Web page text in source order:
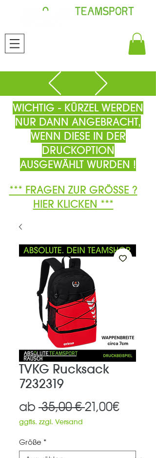
WICHTIG - KÜRZEL WERDEN
NUR DANN ANGEBRACHT,
WENN DIESE IN DER
DRUCKOPTION
AUSGEWÄHLT WURDEN !
*** FRAGEN ZUR GRÖSSE ?
HIER KLICKEN ***
TVKG Rucksack
7232319
ab 35,00 € 21,00€Sale-
ggfls. zzgl. Versand
Größe *